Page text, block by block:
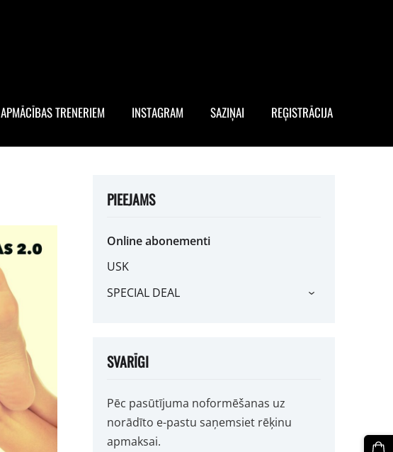
APMĀCĪBAS TRENERIEM INSTAGRAM SAZIŅAI REĢISTRĀCIJA
PIEEJAMS
Online abonementi
USK
SPECIAL DEAL
›
SVARĪGI
Pēc pasūtījuma noformēšanas uz
norādīto e-pastu saņemsiet rēķinu
apmaksai.